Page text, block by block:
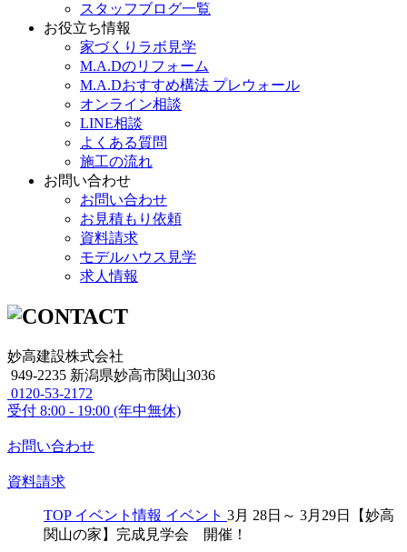
スタッフブログ一覧
お役立ち情報
家づくりラボ見学
M.A.Dのリフォーム
M.A.Dおすすめ構法 プレウォール
オンライン相談
LINE相談
よくある質問
施工の流れ
お問い合わせ
お問い合わせ
お見積もり依頼
資料請求
モデルハウス見学
求人情報
妙高建設株式会社
949-2235 新潟県妙高市関山3036
0120-53-2172
受付 8:00 - 19:00 (年中無休)
お問い合わせ
資料請求
TOP イベント情報 イベント 3月 28日～ 3月29日【妙高
関山の家】完成見学会 開催！